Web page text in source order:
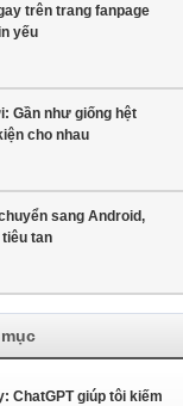
trên trang fanpage
yếu
Gần như giống hệt
cho nhau
sang Android,
tan
ChatGPT giúp tôi kiếm